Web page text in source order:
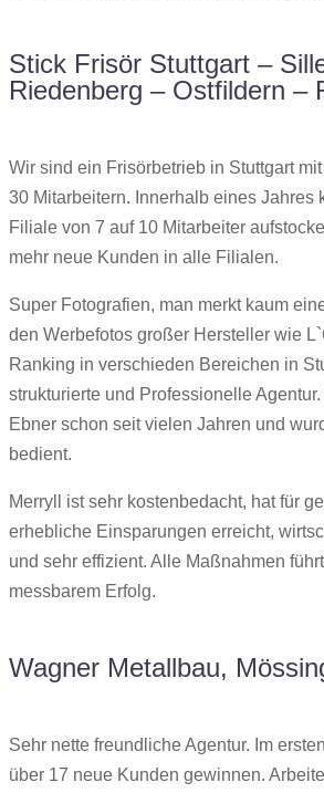
Stick Frisör Stuttgart –
Riedenberg – Ostfildern –
Wir sind ein Frisörbetrieb in Stuttgart
30 Mitarbeitern. Innerhalb eines Jahres
Filiale von 7 auf 10 Mitarbeiter
mehr neue Kunden in alle Filialen.
Super Fotografien, man merkt kaum
den Werbefotos großer Hersteller wie
Ranking in verschieden Bereichen in
strukturierte und Professionelle
Ebner schon seit vielen Jahren und
bedient.
Merryll ist sehr kostenbedacht, hat für
erhebliche Einsparungen erreicht,
und sehr effizient. Alle Maßnahmen
messbarem Erfolg.
Wagner Metallbau,
Sehr nette freundliche Agentur. Im
über 17 neue Kunden gewinnen.